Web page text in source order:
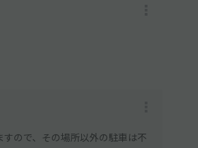
ので、その場所以外の駐車は不